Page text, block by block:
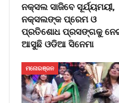
ନକ୍ସଲ ସାଜିବେ ସୂର୍ଯ୍ୟମୟୀ,
ନକ୍ସଲଙ୍କ ପ୍ରେମ ଓ
ପ୍ରତିଶୋଧ ପ୍ରସଙ୍ଗକୁ
ଆସୁଛି ଓଡିଆ ସିନେମା
ମନୋରଞ୍ଜନ